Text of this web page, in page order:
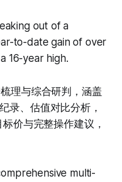
out of a
to-date gain of over
16-year high.
理与综合研判，涵盖
录、估值对比分析，
价与完整操作建议，
multi-